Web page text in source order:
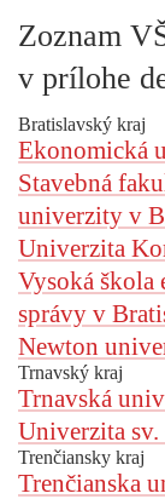
Zoznam
v prílohe
Bratislavský kraj
Ekonomická
Stavebná
univerzity v
Univerzita
Vysoká škola
správy v
Newton
Trnavský kraj
Trnavská
Univerzita
Trenčiansky kraj
Trenčianska